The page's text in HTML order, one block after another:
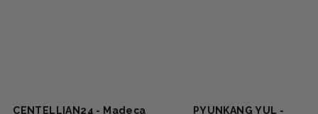
CENTELLIAN24 - Madeca
PYUNKANG YUL -